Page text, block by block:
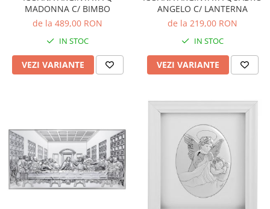
MADONNA C/ BIMBO
de la 489,00 RON
IN STOC
VEZI VARIANTE
ANGELO C/ LANTERNA
de la 219,00 RON
IN STOC
VEZI VARIANTE